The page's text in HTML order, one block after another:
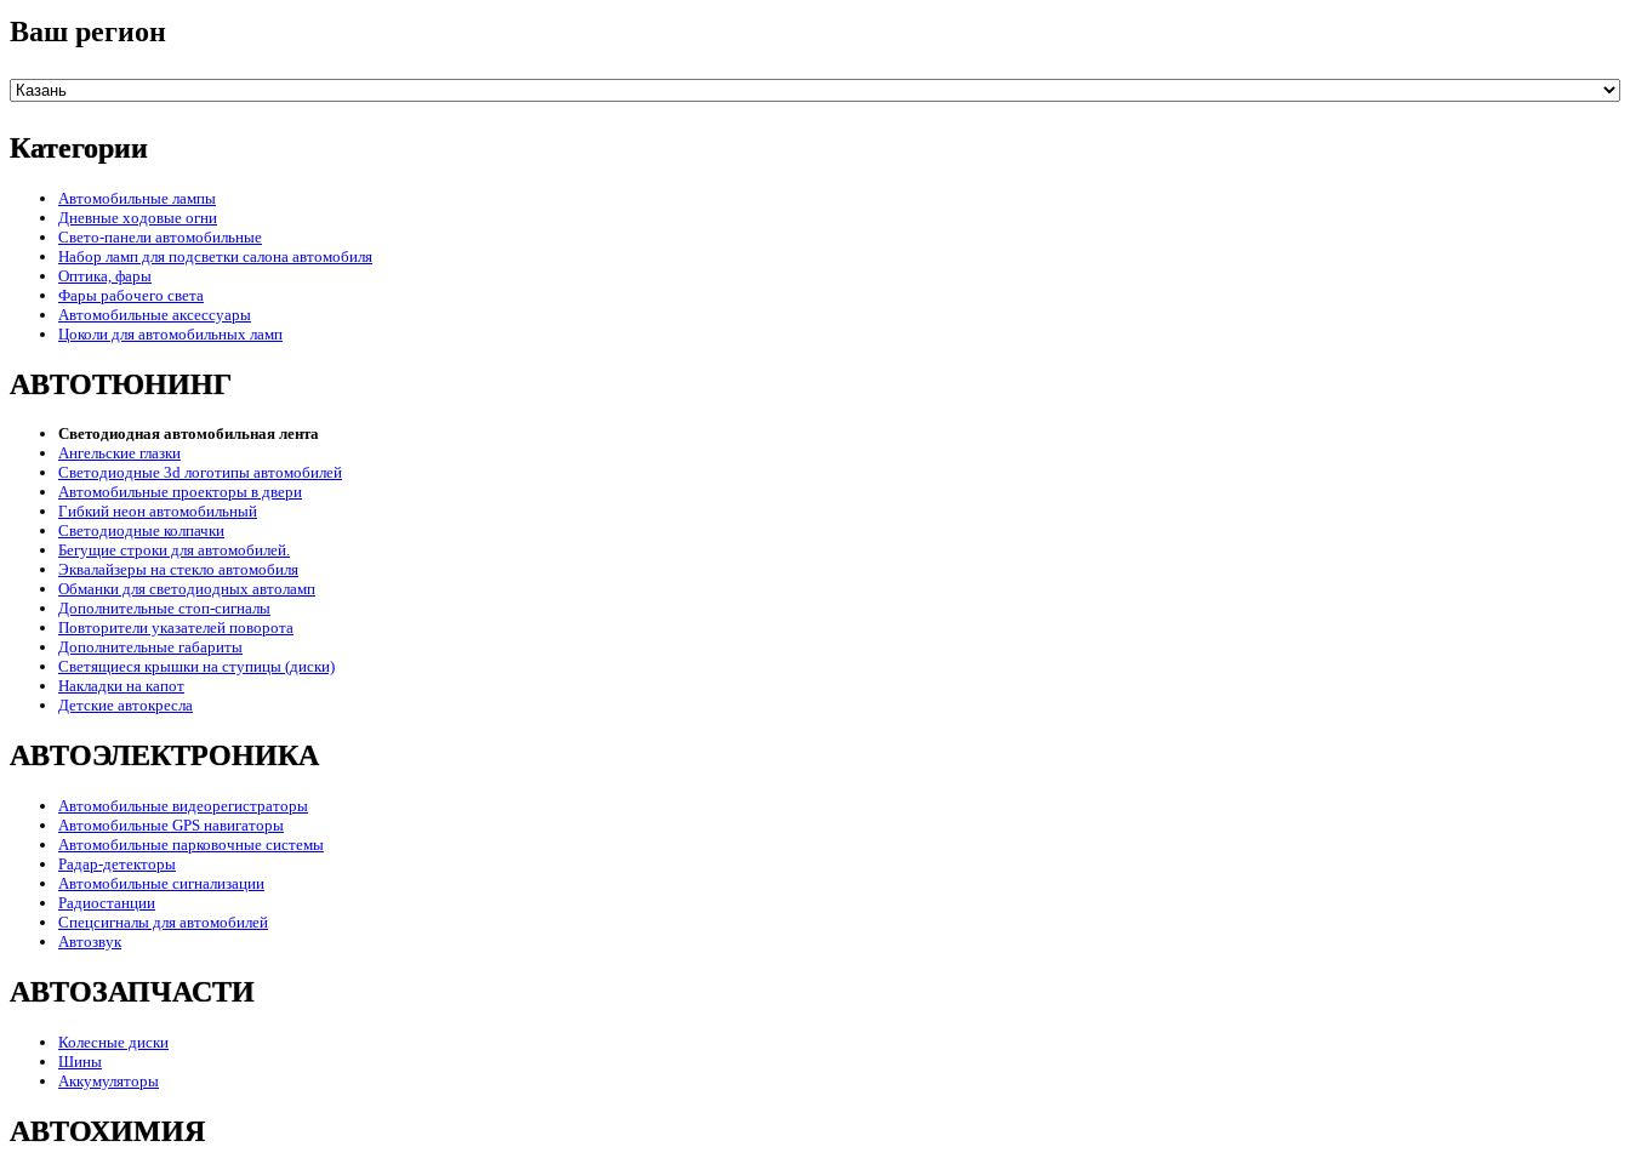
Ваш регион
Категории
Автомобильные лампы
Дневные ходовые огни
Свето-панели автомобильные
Набор ламп для подсветки салона автомобиля
Оптика, фары
Фары рабочего света
Автомобильные аксессуары
Цоколи для автомобильных ламп
АВТОТЮНИНГ
Светодиодная автомобильная лента
Ангельские глазки
Светодиодные 3d логотипы автомобилей
Автомобильные проекторы в двери
Гибкий неон автомобильный
Светодиодные колпачки
Бегущие строки для автомобилей.
Эквалайзеры на стекло автомобиля
Обманки для светодиодных автоламп
Дополнительные стоп-сигналы
Повторители указателей поворота
Дополнительные габариты
Светящиеся крышки на ступицы (диски)
Накладки на капот
Детские автокресла
АВТОЭЛЕКТРОНИКА
Автомобильные видеорегистраторы
Автомобильные GPS навигаторы
Автомобильные парковочные системы
Радар-детекторы
Автомобильные сигнализации
Радиостанции
Спецсигналы для автомобилей
Автозвук
АВТОЗАПЧАСТИ
Колесные диски
Шины
Аккумуляторы
АВТОХИМИЯ